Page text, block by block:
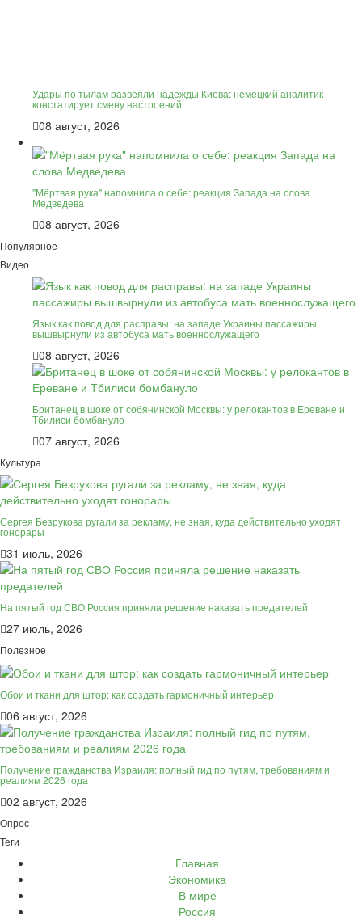
Удары по тылам развеяли надежды Киева: немецкий аналитик
констатирует смену настроений
08 август, 2026
"Мёртвая рука" напомнила о себе: реакция Запада на слова
Медведева
08 август, 2026
Популярное
Видео
Язык как повод для расправы: на западе Украины пассажиры
вышвырнули из автобуса мать военнослужащего
08 август, 2026
Британец в шоке от собянинской Москвы: у релокантов в Ереване и
Тбилиси бомбануло
07 август, 2026
Культура
Сергея Безрукова ругали за рекламу, не зная, куда действительно уходят
гонорары
31 июль, 2026
На пятый год СВО Россия приняла решение наказать предателей
27 июль, 2026
Полезное
Обои и ткани для штор: как создать гармоничный интерьер
06 август, 2026
Получение гражданства Израиля: полный гид по путям, требованиям и
реалиям 2026 года
02 август, 2026
Опрос
Теги
Главная
Экономика
В мире
Россия